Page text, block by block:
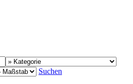
Suchen